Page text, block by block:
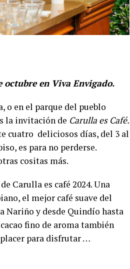
en Viva Envigado.
o en el parque del pueblo
la invitación de Carulla es Café.
cuatro deliciosos días, del 3 al
es para no perderse.
cositas más.
Carulla es café 2024. Una
el mejor café suave del
Nariño y desde Quindío hasta
fino de aroma también
para disfrutar …